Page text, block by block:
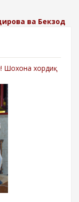
ва Бекзод
хордиқ